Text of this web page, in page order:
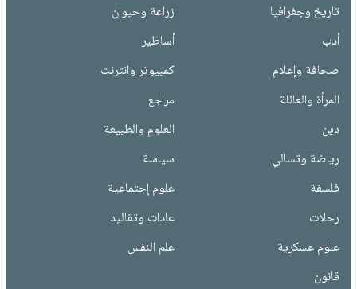
تاريخ وجغرافيا
زراعة وحيوان
أدب
أساطير
صحافة وإعلام
كمبيوتر وانترنت
المرأة والعائلة
مراجع
دين
العلوم والطبيعة
رياضة وتسالي
سياسة
فلسفة
علوم إجتماعية
رحلات
عادات وتقاليد
علوم عسكرية
علم النفس
قانون